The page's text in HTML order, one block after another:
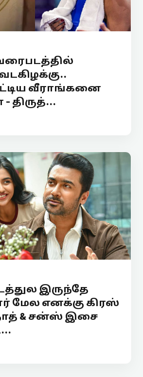
வீராங்கனை
திருத்...
இருந்தே
மேல எனக்கு கிரஸ்
& சன்ஸ் இசை